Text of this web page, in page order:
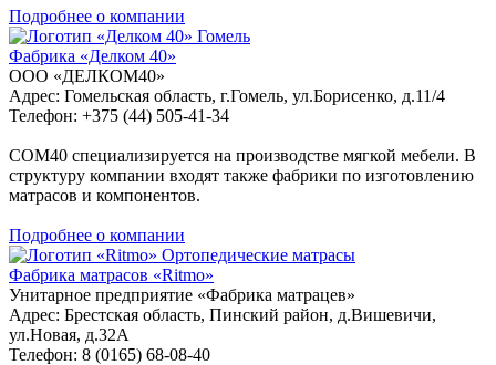
Подробнее о компании
Гомель
Фабрика «Делком 40»
ООО «ДЕЛКОМ40»
Адрес: Гомельская область, г.Гомель, ул.Борисенко, д.11/4
Телефон: +375 (44) 505-41-34
COM40 специализируется на производстве мягкой мебели. В
структуру компании входят также фабрики по изготовлению
матрасов и компонентов.
Подробнее о компании
Ортопедические матрасы
Фабрика матрасов «Ritmo»
Унитарное предприятие «Фабрика матрацев»
Адрес: Брестская область, Пинский район, д.Вишевичи,
ул.Новая, д.32А
Телефон: 8 (0165) 68-08-40